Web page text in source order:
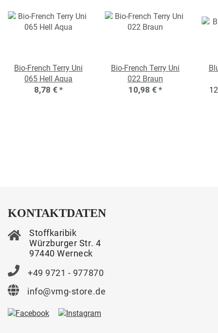
Bio-French Terry Uni
065 Hell Aqua
8,78 € *
Bio-French Terry Uni
022 Braun
10,98 € *
KONTAKTDATEN
Stoffkaribik
Würzburger Str. 4
97440 Werneck
+49 9721 - 977870
info@vmg-store.de